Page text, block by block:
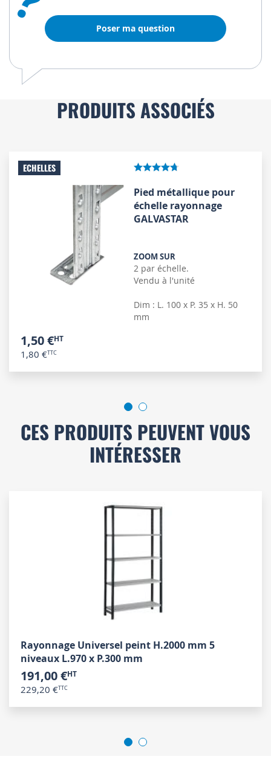
Poser ma question
PRODUITS ASSOCIÉS
ECHELLES
Pied métallique pour
échelle rayonnage
GALVASTAR
ZOOM SUR
2 par échelle.
Vendu à l'unité
Dim : L. 100 x P. 35 x H. 50
mm
1,50 €
1,80 €
CES PRODUITS PEUVENT VOUS
INTÉRESSER
Rayonnage Universel peint H.2000 mm 5
niveaux L.970 x P.300 mm
191,00 €
229,20 €